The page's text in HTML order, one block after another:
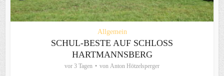
Allgemein
SCHUL-BESTE AUF SCHLOSS
HARTMANNSBERG
vor 3 Tagen von Anton Hötzelsperger